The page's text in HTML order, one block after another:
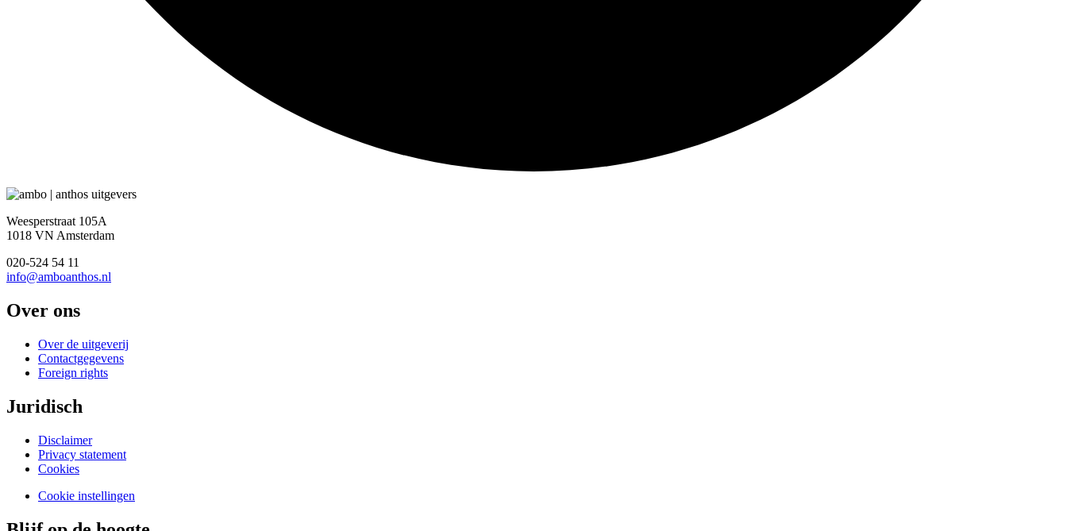
Weesperstraat 105A
1018 VN Amsterdam
020-524 54 11
info@amboanthos.nl
Over ons
Over de uitgeverij
Contactgegevens
Foreign rights
Juridisch
Disclaimer
Privacy statement
Cookies
Cookie instellingen